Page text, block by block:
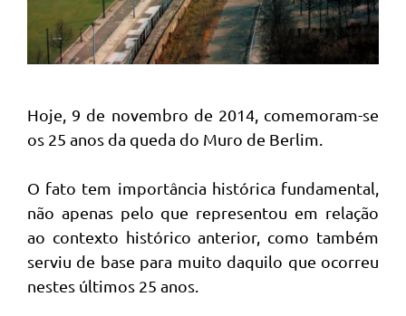
Hoje, 9 de novembro de 2014, comemoram-se
os 25 anos da queda do Muro de Berlim.
O fato tem importância histórica fundamental,
não apenas pelo que representou em relação
ao contexto histórico anterior, como também
serviu de base para muito daquilo que ocorreu
nestes últimos 25 anos.